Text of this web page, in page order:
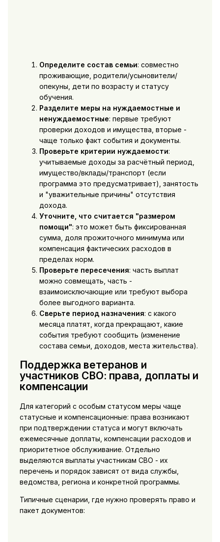
Определите состав семьи: совместно
проживающие, родители/усыновители/
опекуны, дети по возрасту и статусу
обучения.
Разделите меры на нуждаемостные и
ненуждаемостные: первые требуют
проверки доходов и имущества, вторые -
чаще только факт события и документы.
Проверьте критерии нуждаемости:
учитываемые доходы за расчётный период,
имущество/вклады/транспорт (если
программа это предусматривает), занятость
и "уважительные причины" отсутствия
дохода.
Уточните, что считается "размером
помощи": это может быть фиксированная
сумма, доля прожиточного минимума или
компенсация фактических расходов в
пределах норм.
Проверьте пересечения: часть выплат
можно совмещать, часть -
взаимоисключающие или требуют выбора
более выгодного варианта.
Сверьте период назначения: с какого
месяца платят, когда прекращают, какие
события требуют сообщить (изменение
состава семьи, доходов, места жительства).
Поддержка ветеранов и
участников СВО: права, доплаты и
компенсации
Для категорий с особым статусом меры чаще
статусные и компенсационные: права возникают
при подтверждении статуса и могут включать
ежемесячные доплаты, компенсации расходов и
приоритетное обслуживание. Отдельно
выделяются выплаты участникам СВО - их
перечень и порядок зависят от вида службы,
ведомства, региона и конкретной программы.
Типичные сценарии, где нужно проверять право и
пакет документов: